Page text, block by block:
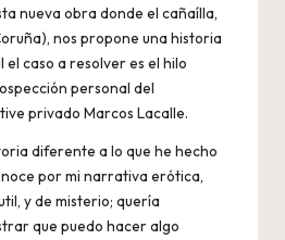
nueva obra donde el cañaílla,
nos propone una historia
caso a resolver es el hilo
personal del
privado Marcos Lacalle.
diferente a lo que he hecho
por mi narrativa erótica,
y de misterio; quería
que puedo hacer algo